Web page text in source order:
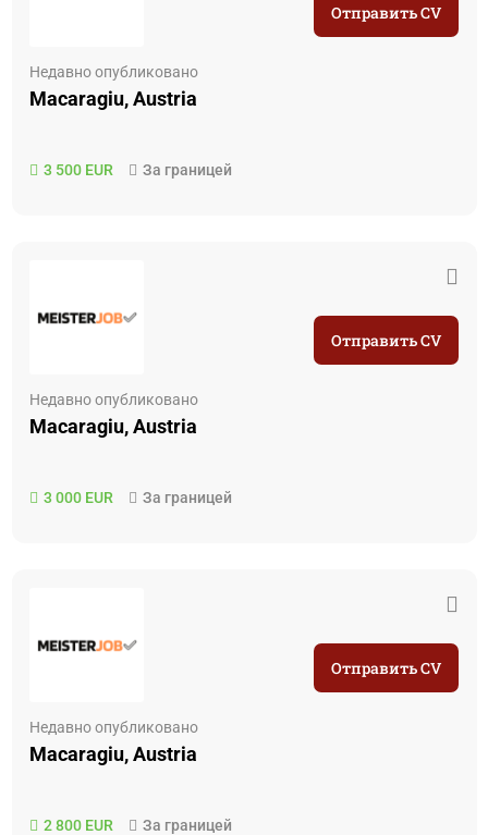
Недавно опубликовано
Macaragiu, Austria
3 500 EUR За границей
Отправить CV
Недавно опубликовано
Macaragiu, Austria
3 000 EUR За границей
Отправить CV
Недавно опубликовано
Macaragiu, Austria
2 800 EUR За границей
Отправить CV